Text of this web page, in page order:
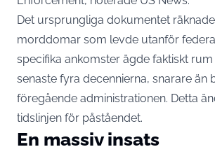
Det ursprungliga dokumentet
morddomar som levde utanför
specifika ankomster ägde faktiskt
senaste fyra decennierna, snarare än
föregående administrationen. Detta
tidslinjen för påståendet.
En massiv insats